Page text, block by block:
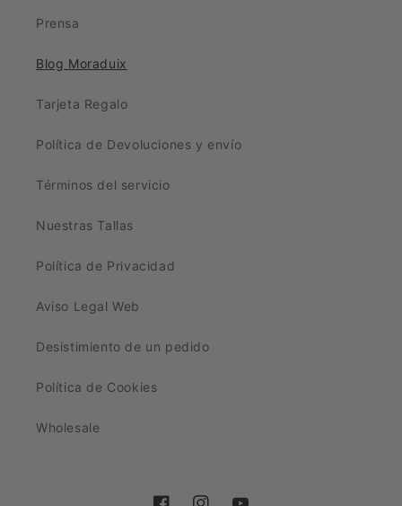
Prensa
Blog Moraduix
Tarjeta Regalo
Política de Devoluciones y envío
Términos del servicio
Nuestras Tallas
Política de Privacidad
Aviso Legal Web
Desistimiento de un pedido
Política de Cookies
Wholesale